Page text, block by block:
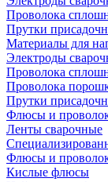
Проволока
Прутки
Материалы для
Электроды
Проволока
Проволока
Прутки
Флюсы и
Ленты сварочные
Флюсы и
Кислые флюсы